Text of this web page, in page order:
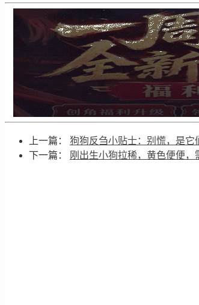
上一篇： 狗狗反刍小贴士：别慌，是它
下一篇：
刚出生小狗拉稀，黄色便便，